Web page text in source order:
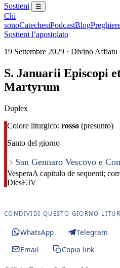
Sostieni ☰
Chi
sonoCatechesiPodcastBlog
Sostieni l’apostolato
19 Settembre 2029 · Divino Afflatu
S. Januarii Episcopi
Martyrum
Duplex
Colore liturgico: rosso (presunto)
Santo del giorno
San Gennaro Vescovo e
VesperaA capitulo de sequenti;
DiesF.IV
CONDIVIDI QUESTO GIORNO
WhatsApp Telegram
Email
Copia link